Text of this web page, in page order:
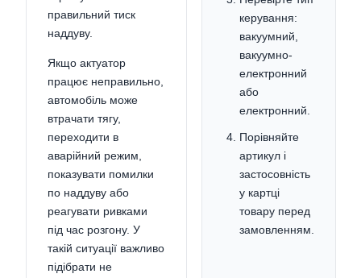
правильний тиск
наддуву.
Якщо актуатор
працює неправильно,
автомобіль може
втрачати тягу,
переходити в
аварійний режим,
показувати помилки
по наддуву або
реагувати ривками
під час розгону. У
такій ситуації важливо
підібрати не
керування:
вакуумний,
вакуумно-
електронний
або
електронний.
Порівняйте
артикул і
застосовність
у картці
товару перед
замовленням.